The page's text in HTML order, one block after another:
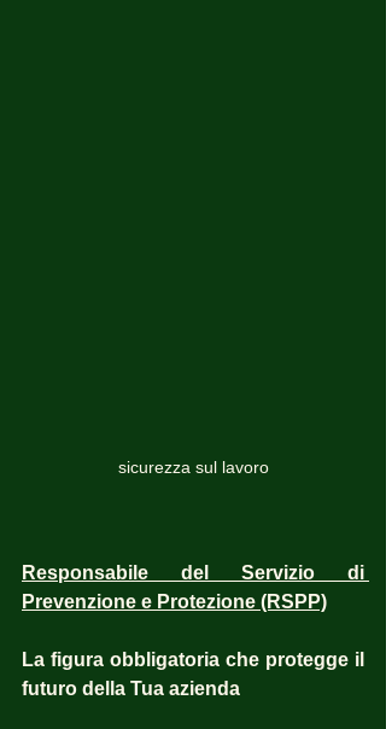
sicurezza sul lavoro
Responsabile del Servizio di
Prevenzione e Protezione (RSPP)
La figura obbligatoria che protegge il
futuro della Tua azienda